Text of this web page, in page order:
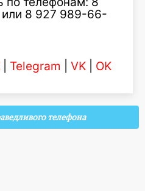
8 927 989-66-
Telegram VK OK
телефона